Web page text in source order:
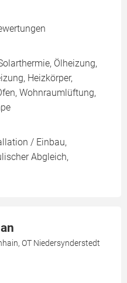
Ölheizung,
Heizkörper,
Wohnraumlüftung,
/ Einbau,
Abgleich,
OT Niedersynderstedt